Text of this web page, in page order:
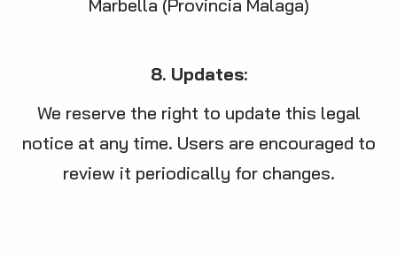
Marbella (Provincia Malaga)
8. Updates:
We reserve the right to update this legal
notice at any time. Users are encouraged to
review it periodically for changes.